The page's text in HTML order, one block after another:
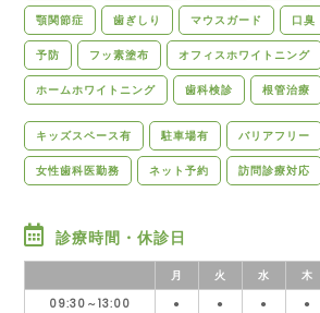
顎関節症 歯ぎしり マウスガード 口臭
予防 フッ素塗布 オフィスホワイトニング
ホームホワイトニング 歯科検診 根管治療
キッズスペース有 駐車場有 バリアフリー
女性歯科医勤務 ネット予約 訪問診療対応
診療時間・休診日
月 火 水 木
09:30～13:00
● ● ● ●